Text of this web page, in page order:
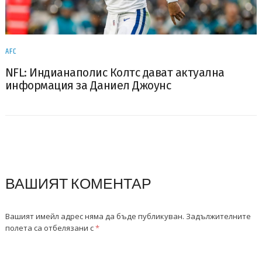
AFC
NFL: Индианаполис Колтс дават актуална
информация за Даниел Джоунс
ВАШИЯТ КОМЕНТАР
Вашият имейл адрес няма да бъде публикуван. Задължителните
полета са отбелязани с*